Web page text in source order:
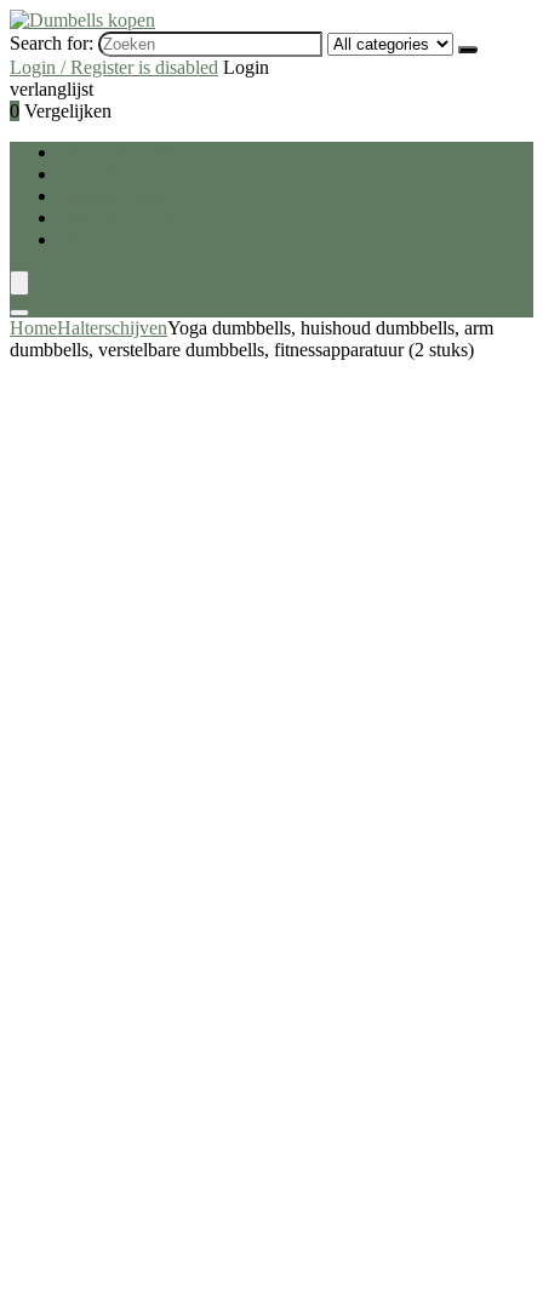
Search for:
Login / Register is disabled Login
verlanglijst
0 Vergelijken
HomeHalterschijvenYoga dumbbells, huishoud dumbbells, arm
dumbbells, verstelbare dumbbells, fitnessapparatuur (2 stuks)